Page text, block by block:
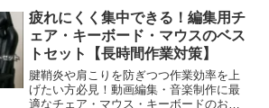
疲れにくく集中できる！編集用チ
ェア・キーボード・マウスのベス
トセット【長時間作業対策】
腱鞘炎や肩こりを防ぎつつ作業効率を上
げたい方必見！動画編集・音楽制作に最
適なチェア・マウス・キーボードのおす